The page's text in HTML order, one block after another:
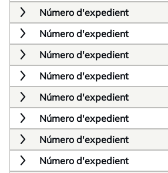
Número d'expedient
Número d'expedient
Número d'expedient
Número d'expedient
Número d'expedient
Número d'expedient
Número d'expedient
Número d'expedient